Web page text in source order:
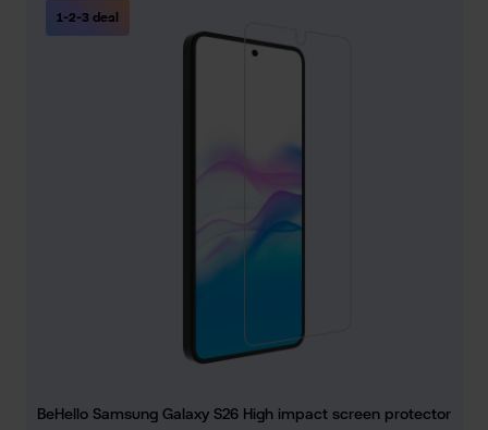
1-2-3 deal
BeHello Samsung Galaxy S26 High impact screen protector